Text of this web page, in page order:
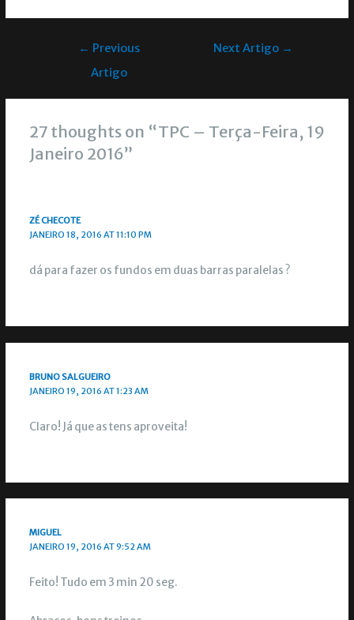
← Previous
Artigo
Next Artigo →
27 thoughts on “TPC – Terça-Feira, 19
Janeiro 2016”
ZÉ CHECOTE
JANEIRO 18, 2016 AT 11:10 PM
dá para fazer os fundos em duas barras paralelas ?
BRUNO SALGUEIRO
JANEIRO 19, 2016 AT 1:23 AM
Claro! Já que as tens aproveita!
MIGUEL
JANEIRO 19, 2016 AT 9:52 AM
Feito! Tudo em 3 min 20 seg.